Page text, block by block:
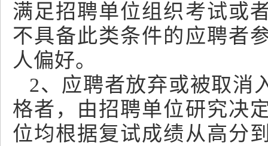
满足招聘单位组织考试或
不具备此类条件的应聘者
人偏好。
2、应聘者放弃或被取消
格者，由招聘单位研究决
位均根据复试成绩从高分